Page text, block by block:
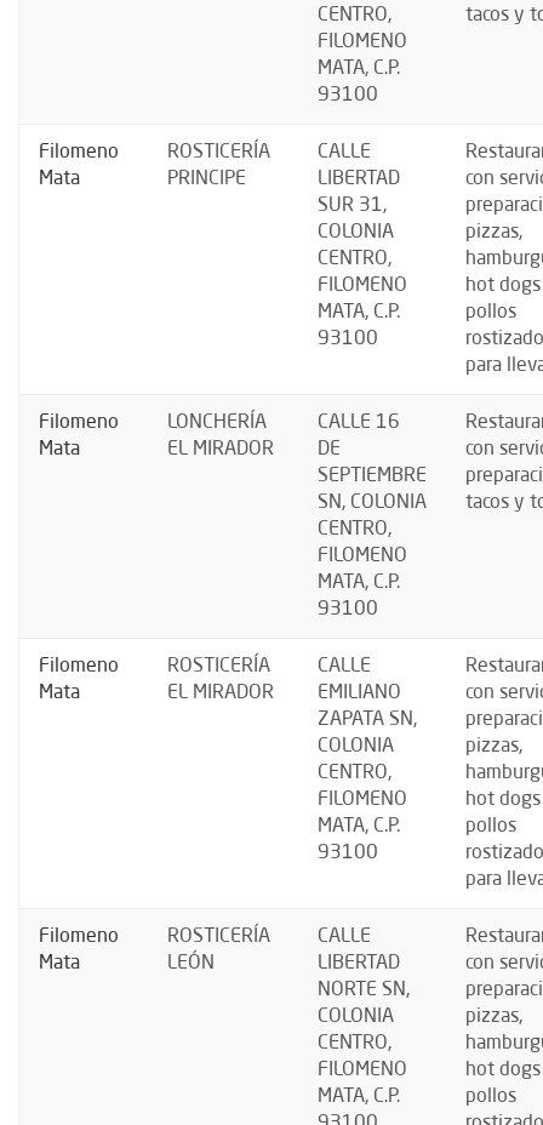
CENTRO,
FILOMENO
MATA, C.P.
93100
tacos y
Filomeno
Mata
ROSTICERÍA
PRINCIPE
CALLE
LIBERTAD
SUR 31,
COLONIA
CENTRO,
FILOMENO
MATA, C.P.
93100
con
pizzas,
hot
pollos
para
Filomeno
Mata
LONCHERÍA
EL MIRADOR
CALLE 16
DE
SEPTIEMBRE
SN, COLONIA
CENTRO,
FILOMENO
MATA, C.P.
93100
con
tacos y
Filomeno
Mata
ROSTICERÍA
EL MIRADOR
CALLE
EMILIANO
ZAPATA SN,
COLONIA
CENTRO,
FILOMENO
MATA, C.P.
93100
con
pizzas,
hot
pollos
para
Filomeno
Mata
ROSTICERÍA
LEÓN
CALLE
LIBERTAD
NORTE SN,
COLONIA
CENTRO,
FILOMENO
MATA, C.P.
con
pizzas,
hot
pollos